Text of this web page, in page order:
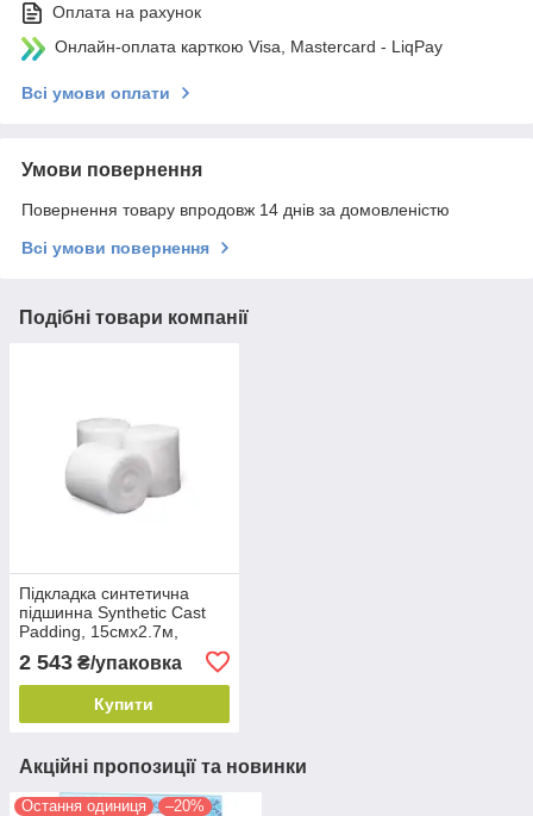
Оплата на рахунок
Онлайн-оплата карткою Visa, Mastercard - LiqPay
Всі умови оплати
Умови повернення
Повернення товару впродовж 14 днів за домовленістю
Всі умови повернення
Подібні товари компанії
Підкладка синтетична
підшинна Synthetic Cast
Padding, 15смх2.7м,
2 543 ₴/упаковка
Купити
Акційні пропозиції та новинки
Остання одиниця –20%